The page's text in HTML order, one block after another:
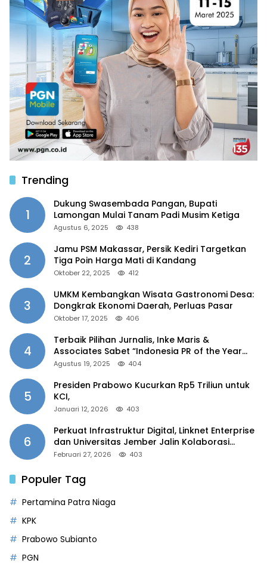
Trending
1
Dukung Swasembada Pangan, Bupati
Lamongan Mulai Tanam Padi Musim Ketiga
Agustus 6, 2025 438
2
Jamu PSM Makassar, Persik Kediri Targetkan
Tiga Poin Harga Mati di Kandang
Oktober 22, 2025 412
3
UMKM Kembangkan Wisata Gastronomi Desa:
Dongkrak Ekonomi Daerah, Perluas Pasar
Oktober 17, 2025 406
4
Terbaik Pilihan Jurnalis, Inke Maris &
Associates Sabet “Indonesia PR of the Year
2025”
Agustus 19, 2025 404
5
Presiden Prabowo Kucurkan Rp5 Triliun untuk
KCI,
Januari 12, 2026 403
6
Perkuat Infrastruktur Digital, Linknet Enterprise
dan Universitas Jember Jalin Kolaborasi
Smart Campus Berbasis AI
Februari 27, 2026 403
Populer Tag
Pertamina Patra Niaga
KPK
Prabowo Subianto
PGN